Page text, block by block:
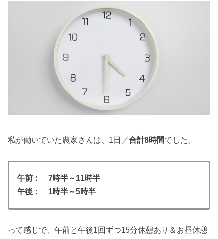
私が働いていた農家さんは、1日／合計8時間でした。
午前： 7時半～11時半
午後： 1時半～5時半
って感じで、午前と午後1回ずつ15分休憩あり＆お昼休憩